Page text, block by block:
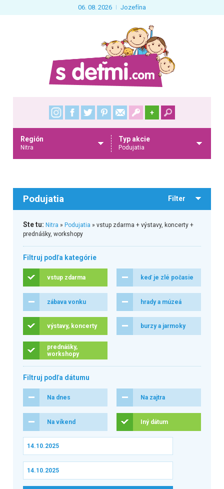
06. 08. 2026 Jozefína
+
Región
Nitra
Typ akcie
Podujatia
Podujatia Filter
Ste tu: Nitra » Podujatia » vstup zdarma + výstavy, koncerty +
prednášky, workshopy
Filtruj podľa kategórie
vstup zdarma keď je zlé počasie
zábava vonku hrady a múzeá
výstavy, koncerty burzy a jarmoky
prednášky,
workshopy
Filtruj podľa dátumu
Na dnes Na zajtra
Na víkend Iný dátum